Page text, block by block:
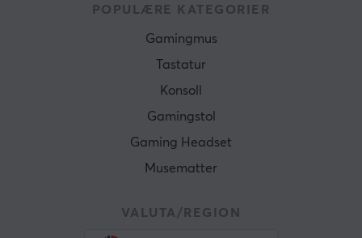
POPULÆRE KATEGORIER
Gamingmus
Tastatur
Konsoll
Gamingstol
Gaming Headset
Musematter
VALUTA/REGION